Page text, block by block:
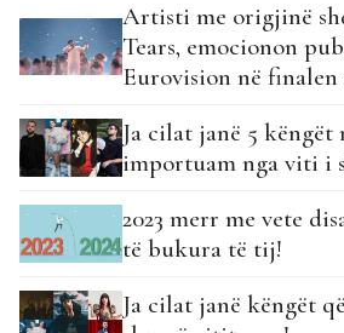
Artisti me origjinë
Tears, emocionon
Eurovision në finalen
Ja cilat janë 5 këngët
importuam nga viti i
2023 merr me vete
të bukura të tij!
Ja cilat janë këngët